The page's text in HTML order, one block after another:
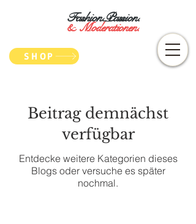
Fashion.Passion.
&Moderationen.
SHOP
Beitrag demnächst
verfügbar
Entdecke weitere Kategorien dieses
Blogs oder versuche es später
nochmal.